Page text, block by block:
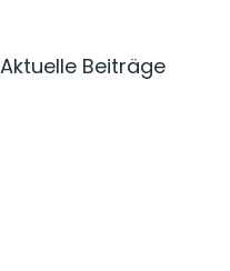
Aktuelle Beiträge